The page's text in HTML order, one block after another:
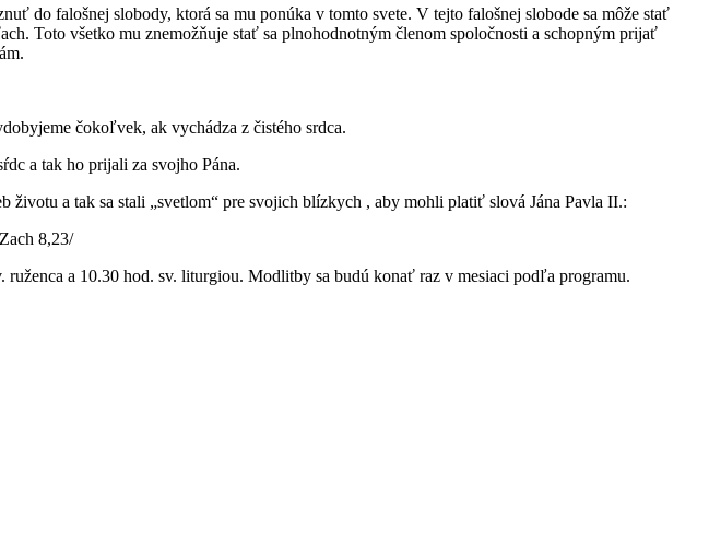
do falošnej slobody, ktorá sa mu ponúka v tomto svete. V tejto falošnej slobode sa môže stať
Toto všetko mu znemožňuje stať sa plnohodnotným členom spoločnosti a schopným prijať
čokoľvek, ak vychádza z čistého srdca.
a tak ho prijali za svojho Pána.
a tak sa stali „svetlom“ pre svojich blízkych , aby mohli platiť slová Jána Pavla II.:
8,23/
a 10.30 hod. sv. liturgiou. Modlitby sa budú konať raz v mesiaci podľa programu.